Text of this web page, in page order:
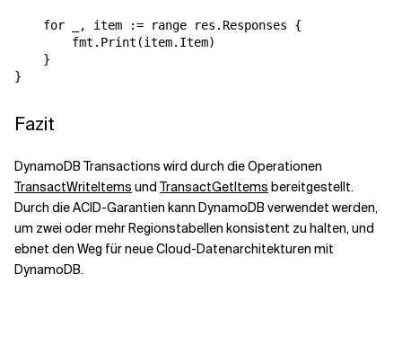
    for _, item := range res.Responses {
        fmt.Print(item.Item)
    }
Fazit
DynamoDB Transactions wird durch die Operationen
TransactWriteItems und TransactGetItems bereitgestellt.
Durch die ACID-Garantien kann DynamoDB verwendet werden,
um zwei oder mehr Regionstabellen konsistent zu halten, und
ebnet den Weg für neue Cloud-Datenarchitekturen mit
DynamoDB.